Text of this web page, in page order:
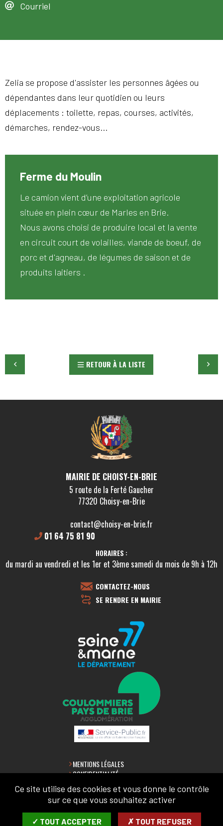
Courriel
Zelia se propose d'assister les personnes âgées ou
dépendantes dans leur quotidien ou leurs
déplacements : toilette, repas, courses, activités,
démarches, rendez-vous...
Ferme du Moulin
Le camion vient d’une exploitation agricole
située en plein cœur de Marles en Brie.
Nous avons choisi de produire local et la vente
en circuit court de volailles, viande de boeuf, de
porc et d'agneau, de légumes de saison et de
produits laitiers .
RETOUR À LA LISTE
MAIRIE DE CHOISY-EN-BRIE
5 route de la Ferté Gaucher
77320 Choisy-en-Brie
contact@choisy-en-brie.fr
01 64 75 81 90
HORAIRES :
du mardi au vendredi et les 1er et 3ème samedi du mois de 9h à 12h
CONTACTEZ-NOUS
SE RENDRE EN MAIRIE
MENTIONS LÉGALES
CONFIDENTIALITÉ
ACCESSIBILITÉ
PLAN DU SITE
LETTRE D'INFORMATION
Ce site utilise des cookies et vous donne le contrôle
sur ce que vous souhaitez activer
✓ TOUT ACCEPTER ✗ TOUT REFUSER